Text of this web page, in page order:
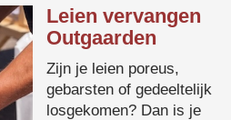
Leien vervangen
Outgaarden
Zijn je leien poreus,
gebarsten of gedeeltelijk
losgekomen? Dan is je